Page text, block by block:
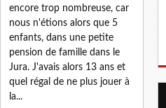
encore trop nombreuse, car
nous n'étions alors que 5
enfants, dans une petite
pension de famille dans le
Jura. J'avais alors 13 ans et
quel régal de ne plus jouer à
la...